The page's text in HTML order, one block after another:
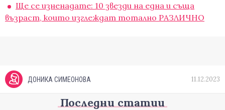
Ще се изненадате: 10 звезди на една и съща
възраст, които изглеждат тотално РАЗЛИЧНО
ДОНИКА СИМЕОНОВА 11.12.2023
Последни статии